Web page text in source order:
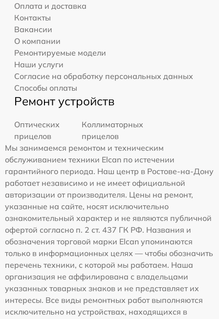
Оплата и доставка
Контакты
Вакансии
О компании
Ремонтируемые модели
Наши услуги
Согласие на обработку персональных данных
Способы оплаты
Ремонт устройств
Оптических
прицелов
Коллиматорных
прицелов
Мы занимаемся ремонтом и техническим
обслуживанием техники Elcan по истечении
гарантийного периода. Наш центр в Ростове-на-Дону
работает независимо и не имеет официальной
авторизации от производителя. Цены на ремонт,
указанные на сайте, носят исключительно
ознакомительный характер и не являются публичной
офертой согласно п. 2 ст. 437 ГК РФ. Названия и
обозначения торговой марки Elcan упоминаются
только в информационных целях — чтобы обозначить
перечень техники, с которой мы работаем. Наша
организация не аффилирована с владельцами
указанных товарных знаков и не представляет их
интересы. Все виды ремонтных работ выполняются
исключительно на устройствах, находящихся в